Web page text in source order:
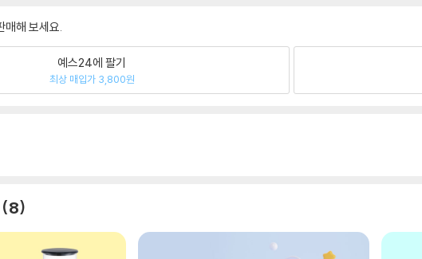
매해 보세요.
예스24에 팔기
최상 매입가 3,800원
8